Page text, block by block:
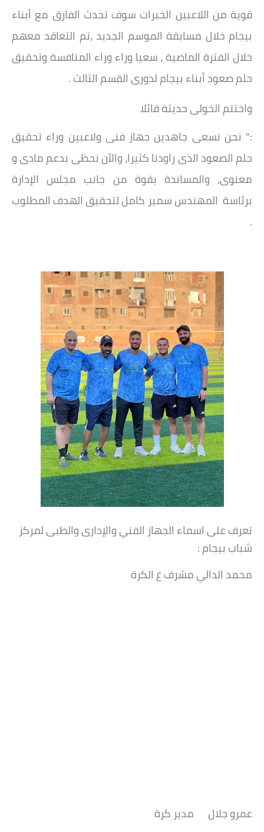
قوية من اللاعبين الخبرات سوف تحدث الفارق مع أبناء
بيجام خلال مسابقة الموسم الجديد ،تم التعاقد معهم
خلال الفترة الماضية ، سعيا وراء وراء المنافسة وتحقيق
حلم صعود أبناء بيجام لدورى القسم الثالث .
واختتم الخولى حديثة قائلا
:" نحن نسعى جاهدين جهاز فنى ولاعبين وراء تحقيق
حلم الصعود الذى راودنا كثيرا، والآن نحظى بدعم مادى و
معنوى، والمساندة بقوة من جانب مجلس الإدارة
برئاسة المهندس سمير كامل لتحقيق الهدف المطلوب
.
تعرف على اسماء الجهاز الفني والإدارى والطبى لمركز
شباب بيجام :
محمد الدالي مشرف ع الكرة
عمرو جلال مدير كرة